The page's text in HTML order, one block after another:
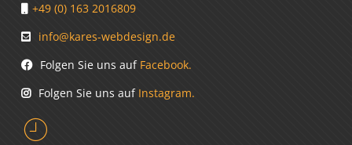
+49 (0) 163 2016809
info@kares-webdesign.de
Folgen Sie uns auf Facebook.
Folgen Sie uns auf Instagram.